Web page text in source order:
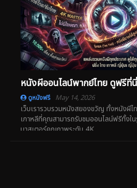
ดูหนังฟรี May 14, 2026
เว็บเรารวบรวมหนังสยองขวัญ ทั้งหนังผี
เกาหลีที่คุณสามารถรับชมออนไลน์ฟรีทั้งใ
มาสเตอร์คุณภาพระดับ 4K ...